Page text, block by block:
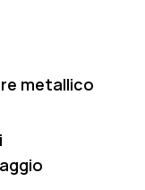
metallico